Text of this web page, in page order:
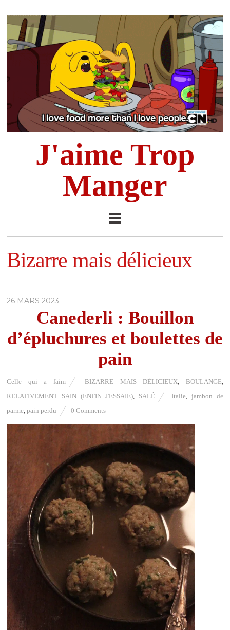
J'aime Trop
Manger
Bizarre mais délicieux
26 MARS 2023
Canederli : Bouillon
d’épluchures et boulettes de
pain
Celle qui a faim BIZARRE MAIS DÉLICIEUX BOULANGE,
RELATIVEMENT SAIN (ENFIN J'ESSAIE)
SALÉ Italie
jambon de
parme ,pain perdu 0 Comments